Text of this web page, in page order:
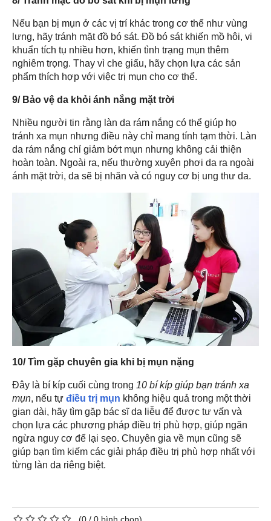
Nếu bạn bị mụn ở các vị trí khác trong cơ thể như vùng
lưng, hãy tránh mặt đồ bó sát. Đồ bó sát khiến mồ hôi, vi
khuẩn tích tụ nhiều hơn, khiến tình trạng mụn thêm
nghiêm trọng. Thay vì che giấu, hãy chọn lựa các sản
phẩm thích hợp với việc trị mụn cho cơ thể.
9/ Bảo vệ da khỏi ánh nắng mặt trời
Nhiều người tin rằng làn da rám nắng có thể giúp họ
tránh xa mụn nhưng điều này chỉ mang tính tạm thời. Làn
da rám nắng chỉ giảm bớt mụn nhưng không cải thiện
hoàn toàn. Ngoài ra, nếu thường xuyên phơi da ra ngoài
ánh mặt trời, da sẽ bị nhăn và có nguy cơ bị ung thư da.
10/ Tìm gặp chuyên gia khi bị mụn nặng
Đây là bí kíp cuối cùng trong 10 bí kíp giúp bạn tránh xa
mụn, nếu tự điều trị mụn không hiệu quả trong một thời
gian dài, hãy tìm gặp bác sĩ da liễu để được tư vấn và
chọn lựa các phương pháp điều trị phù hợp, giúp ngăn
ngừa nguy cơ để lại sẹo. Chuyên gia về mụn cũng sẽ
giúp bạn tìm kiếm các giải pháp điều trị phù hợp nhất với
từng làn da riêng biệt.